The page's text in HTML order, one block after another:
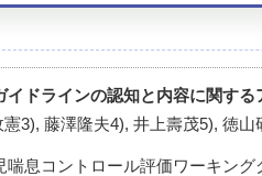
ドラインの認知と内容に関する
3), 藤澤隆夫4), 井上壽茂5), 徳
喘息コントロール評価ワーキン